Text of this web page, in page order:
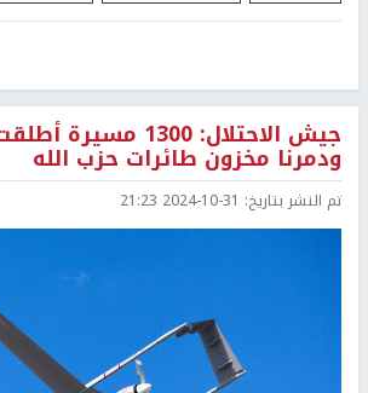
جيش الاحتلال: 1300
ودمرنا مخزون طائرات حزب الله
تم النشر بتاريخ: 2024-10-31 21:23